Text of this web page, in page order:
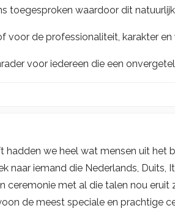
toegesproken waardoor dit
voor de professionaliteit, karakter en
voor iedereen die een
hadden we heel wat mensen uit het
naar iemand die Nederlands, Duits,
ceremonie met al die talen nou eruit
de meest speciale en prachtige